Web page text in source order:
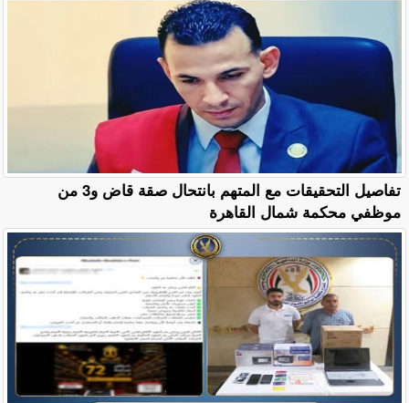
تفاصيل التحقيقات مع المتهم بانتحال صقة قاض و3 من
موظفي محكمة شمال القاهرة